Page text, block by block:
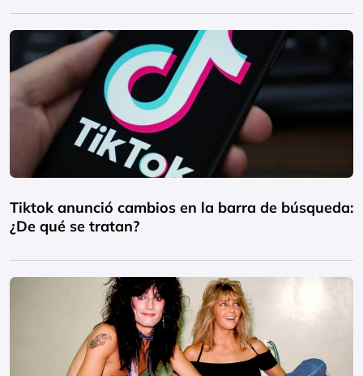
Tiktok anunció cambios en la barra de búsqueda:
¿De qué se tratan?